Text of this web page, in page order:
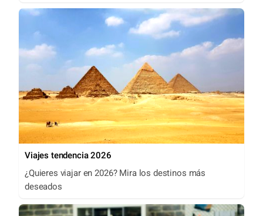
Viajes tendencia 2026
¿Quieres viajar en 2026? Mira los destinos más
deseados